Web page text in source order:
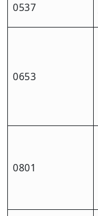
0537
0653
0801